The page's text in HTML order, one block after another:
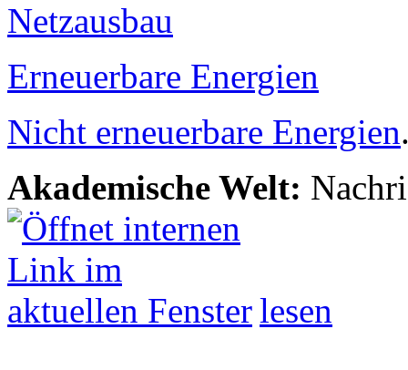
Netzausbau
Erneuerbare Energien
Nicht erneuerbare Energien
Akademische Welt:
lesen